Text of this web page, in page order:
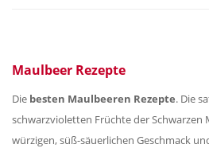
Maulbeer Rezepte
Die besten Maulbeeren Rezepte. Die
schwarzvioletten Früchte der Schwarzen
würzigen, süß-säuerlichen Geschmack